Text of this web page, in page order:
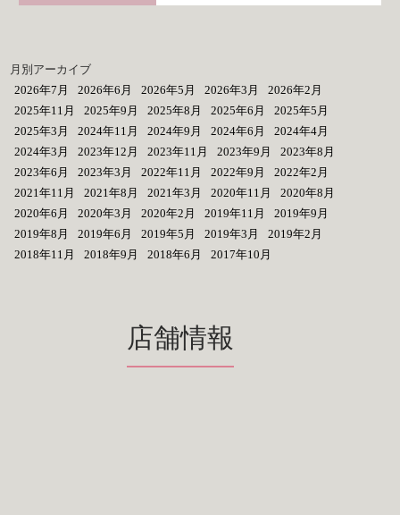
月別アーカイブ
2026年7月
2026年6月 2026年5月 2026年3月
2026年2月
2025年11月
2025年9月 2025年8月 2025年6月
2025年5月
2025年3月
2024年11月 2024年9月 2024年6月
2024年4月
2024年3月
2023年12月 2023年11月 2023年9月
2023年8月
2023年6月
2023年3月 2022年11月 2022年9月
2022年2月
2021年11月
2021年8月 2021年3月 2020年11月
2020年8月
2020年6月
2020年3月 2020年2月 2019年11月
2019年9月
2019年8月
2019年6月 2019年5月 2019年3月
2019年2月
2018年11月
2018年9月 2018年6月 2017年10月
店舗情報